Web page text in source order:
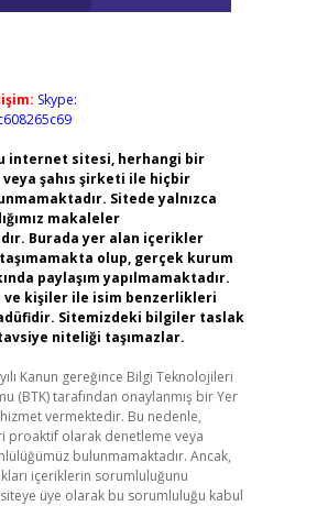
Skype:
internet sitesi, herhangi bir
şahıs şirketi ile hiçbir
Sitede yalnızca
makaleler
Burada yer alan içerikler
olup, gerçek kurum
paylaşım yapılmamaktadır.
ve kişiler ile isim benzerlikleri
Sitemizdeki bilgiler taslak
niteliği taşımazlar.
Kanun gereğince Bilgi Teknolojileri
(BTK) tarafından onaylanmış bir Yer
hizmet vermektedir. Bu nedenle,
proaktif olarak denetleme veya
bulunmamaktadır. Ancak,
içeriklerin sorumluluğunu
üye olarak bu sorumluluğu kabul